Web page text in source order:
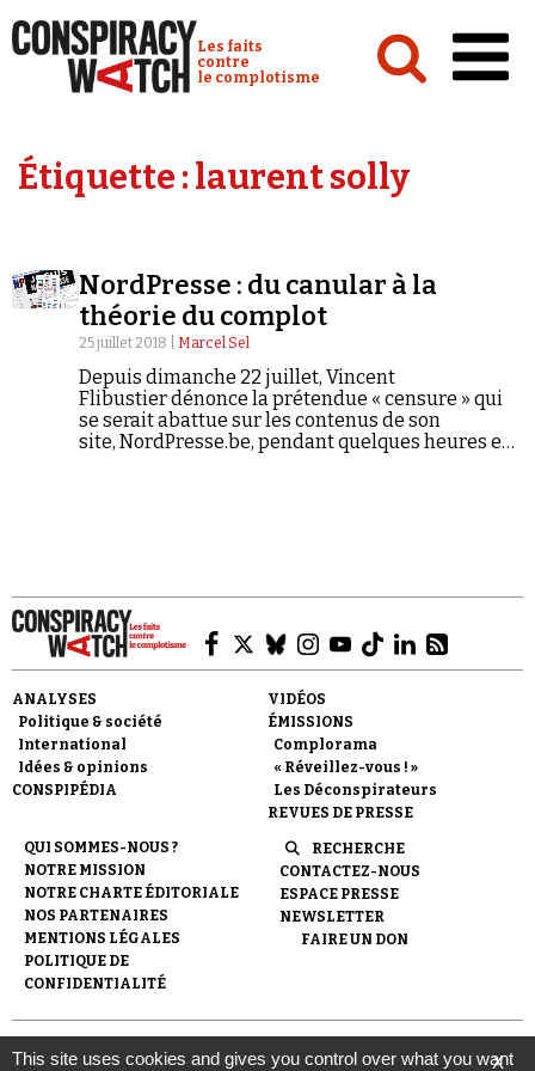
Conspiracy Watch :
Les faits
contre
le complotisme
Analyses
Vidéos
Émissions
Revues de presse
Faire un don
Demander à Vera
Étiquette :laurent solly
NordPresse : du canular à la
théorie du complot
25 juillet 2018 | Marcel Sel
Depuis dimanche 22 juillet, Vincent
Flibustier dénonce la prétendue « censure » qui
se serait abattue sur les contenus de son
site, NordPresse.be, pendant quelques heures en
ANALYSES
Politique & société
International
Idées & opinions
CONSPIPÉDIA
VIDÉOS
ÉMISSIONS
Complorama
« Réveillez-vous ! »
Les Déconspirateurs
REVUES DE PRESSE
QUI SOMMES-NOUS ?
NOTRE MISSION
NOTRE CHARTE ÉDITORIALE
NOS PARTENAIRES
MENTIONS LÉGALES
POLITIQUE DE
CONFIDENTIALITÉ
RECHERCHE
CONTACTEZ-NOUS
ESPACE PRESSE
NEWSLETTER
FAIRE UN DON
© 2007- 2026 Conspiracy Watch | Une réalisation de
l'Observatoire du conspirationnisme (association loi de 1901) avec
X
This site uses cookies and gives you control over what you want